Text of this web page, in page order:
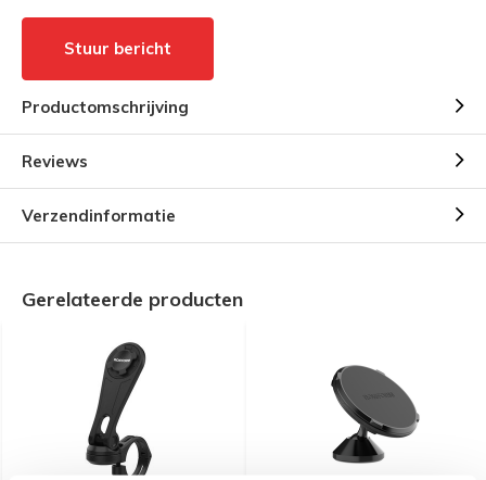
Stuur bericht
Productomschrijving
Reviews
Verzendinformatie
Gerelateerde producten